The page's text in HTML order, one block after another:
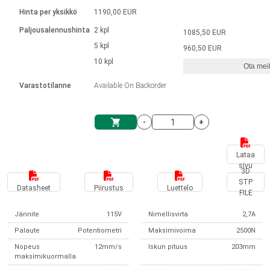
Yksikköjärjestelmä
Solenoidit
integroitu ohjain
Ø 28-42| 1-1400 rpm | <= 290 Ncm
Harjattomat tasavirtamoottorien
Harjatut DC-moottorin ajurit
DPWM-sarja
Askelmoottorien ajurit
Synchronous-Asynchronous | 1-4 toimilaitteelle
Synchronous-Asynchronous | 1-4 toimilaitteelle
Français (EUR)
Norsk (NOK)
Suomi (EUR)
Svenska (SEK)
Hinta per yksikkö
Paljousalennushinta
Varastotilanne
1190,00 EUR
2 kpl
5 kpl
10 kpl
Available On Backorder
1085,50 EUR
960,50 EUR
Ota
- +
Lataa
sivu
Datasheet Piirustus Luettelo
3D
STP
FILE
Jännite 115V Nimellisvirta 2,7A
Palaute Potentiometri Maksimivoima 2500N
Nopeus
maksimikuormalla
12mm/s Iskun pituus 203mm